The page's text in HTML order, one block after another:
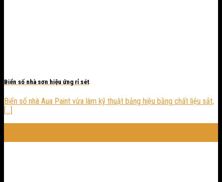
Biển số nhà sơn hiệu ứng rỉ sét
Biển số nhà Aua Paint vừa làm kỹ thuật bảng hiệu bằng chất liệu sắt,
[...]